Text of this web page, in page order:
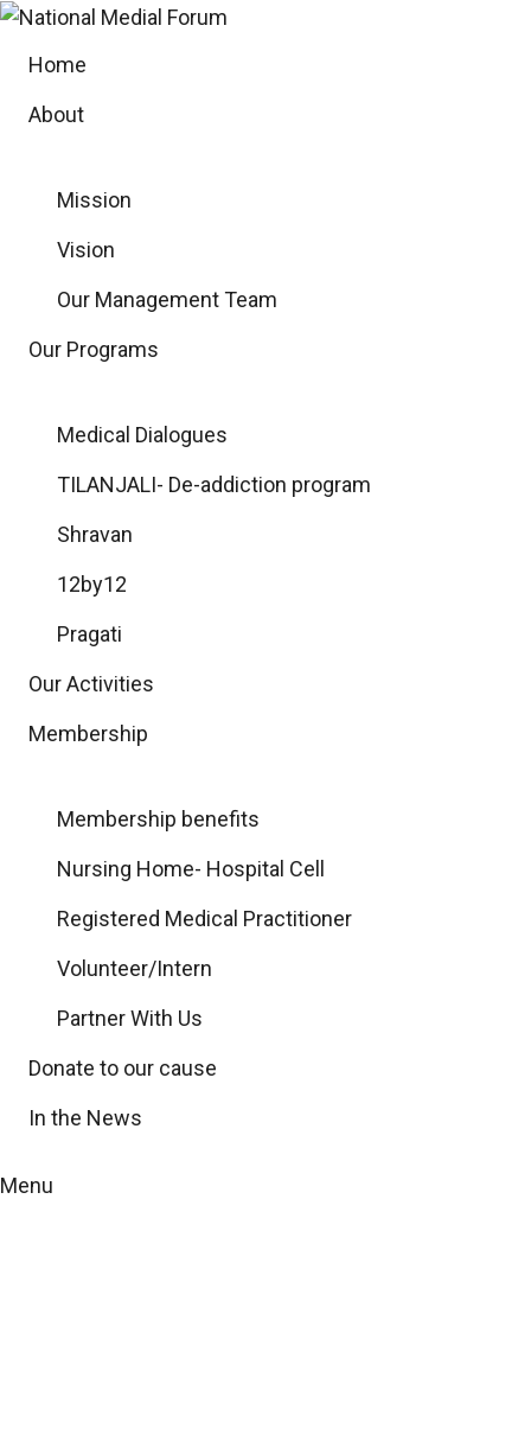
Skip
Home
About
Mission
Vision
Our Management Team
Our Programs
Medical Dialogues
TILANJALI- De-addiction program
Shravan
12by12
Pragati
Our Activities
Membership
Membership benefits
Nursing Home- Hospital Cell
Registered Medical Practitioner
Volunteer/Intern
Partner With Us
Donate to our cause
In the News
Menu